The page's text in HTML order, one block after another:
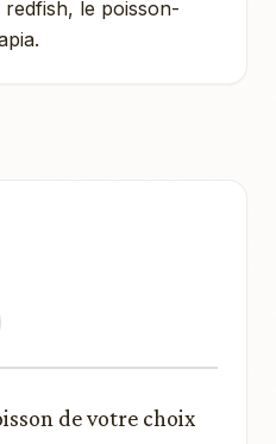
le poisson-
de votre choix